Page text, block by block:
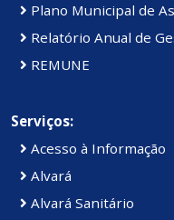
Plano Municipal de
Relatório Anual de
REMUNE
Serviços:
Acesso à Informação
Alvará
Alvará Sanitário